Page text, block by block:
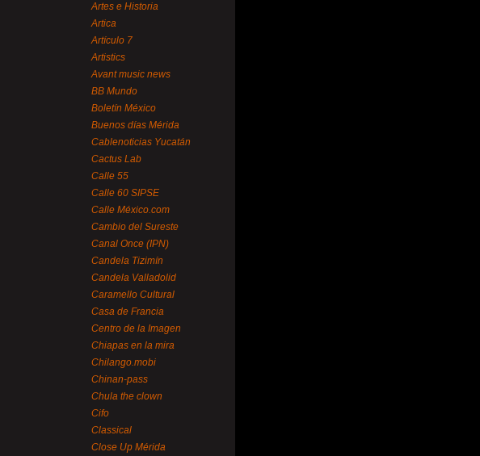
Artes e Historia
Artica
Artículo 7
Artistics
Avant music news
BB Mundo
Boletín México
Buenos días Mérida
Cablenoticias Yucatán
Cactus Lab
Calle 55
Calle 60 SIPSE
Calle México.com
Cambio del Sureste
Canal Once (IPN)
Candela Tizimín
Candela Valladolid
Caramello Cultural
Casa de Francia
Centro de la Imagen
Chiapas en la mira
Chilango.mobi
Chinan-pass
Chula the clown
Cifo
Classical
Close Up Mérida